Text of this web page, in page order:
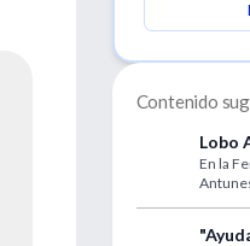
Contenido
Lobo
los
En la